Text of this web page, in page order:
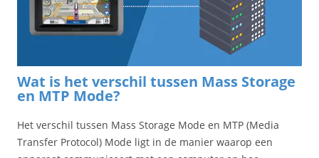
Wat is het verschil tussen Mass Storage
en MTP Mode?
Het verschil tussen Mass Storage Mode en MTP (Media
Transfer Protocol) Mode ligt in de manier waarop een